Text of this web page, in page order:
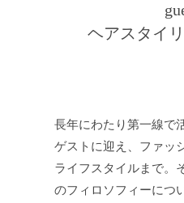
ヘアスタイ
長年にわたり第一線で
ゲストに迎え、ファッ
ライフスタイルまで。
のフィロソフィーにつ
OTHER その他